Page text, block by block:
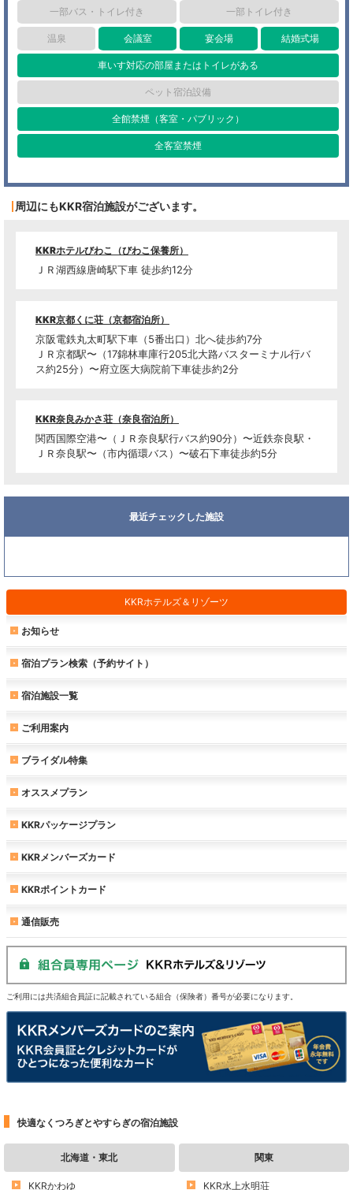
KKRホテルズ＆リゾーツ
お知らせ
宿泊プラン検索（予約サイト）
宿泊施設一覧
ご利用案内
ブライダル特集
オススメプラン
KKRパッケージプラン
KKRメンバーズカード
KKRポイントカード
通信販売
ご利用には共済組合員証に記載されている組合（保険者）番号が必要になります。
一部バス・トイレ付き 一部トイレ付き
温泉 会議室 宴会場 結婚式場
車いす対応の部屋またはトイレがある
ペット宿泊設備
全館禁煙（客室・パブリック）
全客室禁煙
周辺にもKKR宿泊施設がございます。
KKRホテルびわこ（びわこ保養所）
ＪＲ湖西線唐崎駅下車 徒歩約12分
KKR京都くに荘（京都宿泊所）
京阪電鉄丸太町駅下車（5番出口）北へ徒歩約7分
ＪＲ京都駅〜（17錦林車庫行205北大路バスターミナル行バ
ス約25分）〜府立医大病院前下車徒歩約2分
KKR奈良みかさ荘（奈良宿泊所）
関西国際空港〜（ＪＲ奈良駅行バス約90分）〜近鉄奈良駅・
ＪＲ奈良駅〜（市内循環バス）〜破石下車徒歩約5分
最近チェックした施設
快適なくつろぎとやすらぎの宿泊施設
北海道・東北
KKRかわゆ
関東
KKR水上水明荘